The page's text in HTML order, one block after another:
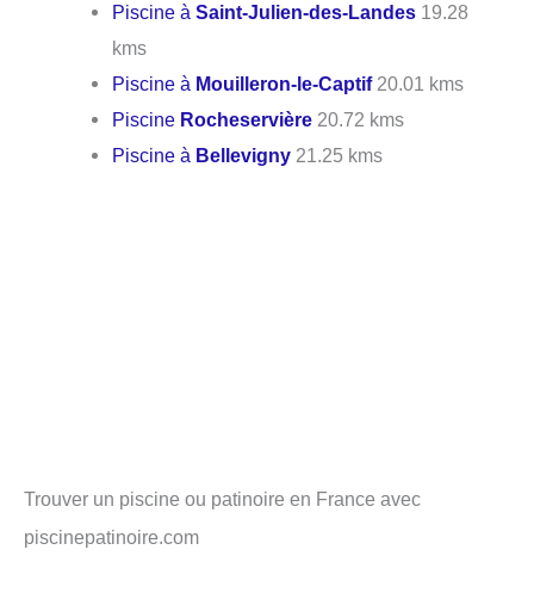
Piscine àSaint-Julien-des-Landes 19.28
kms
Piscine à Mouilleron-le-Captif20.01 kms
Piscine Rocheservière 20.72 kms
Piscine à Bellevigny 21.25 kms
Trouver un piscine ou patinoire en France avec
piscinepatinoire.com